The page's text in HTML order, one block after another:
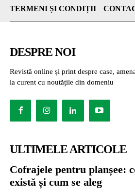
TERMENI ȘI CONDIȚII
DESPRE NOI
Revistă online și print despre case,
la curent cu noutățile din domeniu
ULTIMELE ARTICOLE
Cofrajele pentru planșee:
există și cum se aleg